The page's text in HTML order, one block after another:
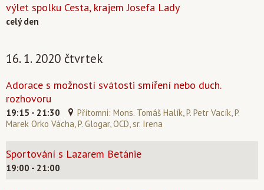
výlet spolku Cesta, krajem Josefa Lady
celý den
16. 1. 2020 čtvrtek
Adorace s možností svátosti smíření nebo duch.
rozhovoru
19:15 - 21:30
Přítomni: Mons. Tomáš Halík, P. Petr Vacík, P.
Marek Orko Vácha, P. Glogar, OCD, sr. Irena
Sportování s Lazarem Betánie
19:00 - 21:00